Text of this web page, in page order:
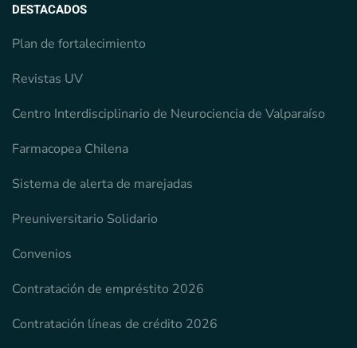
DESTACADOS
Plan de fortalecimiento
Revistas UV
Centro Interdisciplinario de Neurociencia de Valparaíso
Farmacopea Chilena
Sistema de alerta de marejadas
Preuniversitario Solidario
Convenios
Contratación de empréstito 2026
Contratación líneas de crédito 2026